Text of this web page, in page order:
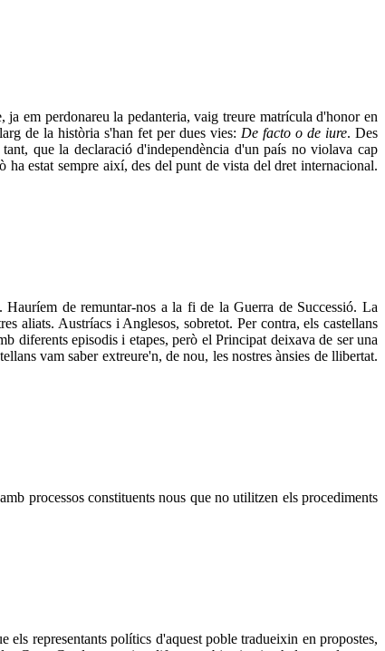
em perdonareu la pedanteria, vaig treure matrícula d'honor en
de la història s'han fet per dues vies: De facto o de iure. Des
que la declaració d'independència d'un país no violava cap
estat sempre així, des del punt de vista del dret internacional.
de remuntar-nos a la fi de la Guerra de Successió. La
aliats. Austríacs i Anglesos, sobretot. Per contra, els castellans
diferents episodis i etapes, però el Principat deixava de ser una
vam saber extreure'n, de nou, les nostres ànsies de llibertat.
processos constituents nous que no utilitzen els procediments
representants polítics d'aquest poble tradueixin en propostes,